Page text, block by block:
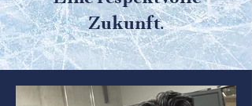
Zukunft.